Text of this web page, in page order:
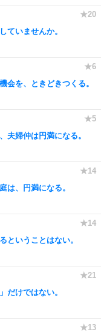
ていませんか。
会を、ときどきつくる。
夫婦仲は円満になる。
は、円満になる。
ということはない。
だけではない。